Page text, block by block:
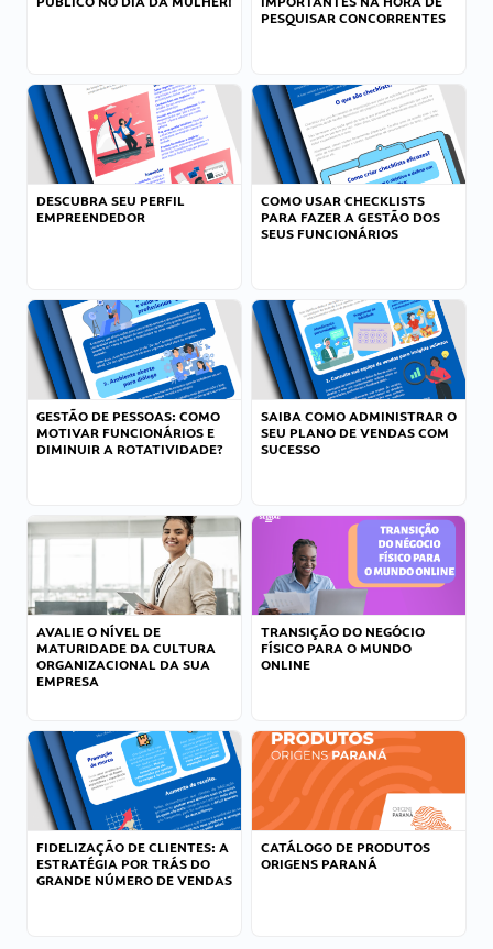
PESQUISAR CONCORRENTES
DESCUBRA SEU PERFIL
EMPREENDEDOR
COMO USAR CHECKLISTS
PARA FAZER A GESTÃO DOS
SEUS FUNCIONÁRIOS
GESTÃO DE PESSOAS: COMO
MOTIVAR FUNCIONÁRIOS E
DIMINUIR A ROTATIVIDADE?
SAIBA COMO ADMINISTRAR O
SEU PLANO DE VENDAS COM
SUCESSO
AVALIE O NÍVEL DE
MATURIDADE DA CULTURA
ORGANIZACIONAL DA SUA
EMPRESA
TRANSIÇÃO DO NEGÓCIO
FÍSICO PARA O MUNDO
ONLINE
FIDELIZAÇÃO DE CLIENTES: A
ESTRATÉGIA POR TRÁS DO
GRANDE NÚMERO DE VENDAS
CATÁLOGO DE PRODUTOS
ORIGENS PARANÁ